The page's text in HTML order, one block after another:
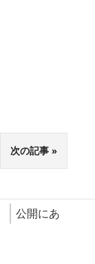
次の記事
公開にあ